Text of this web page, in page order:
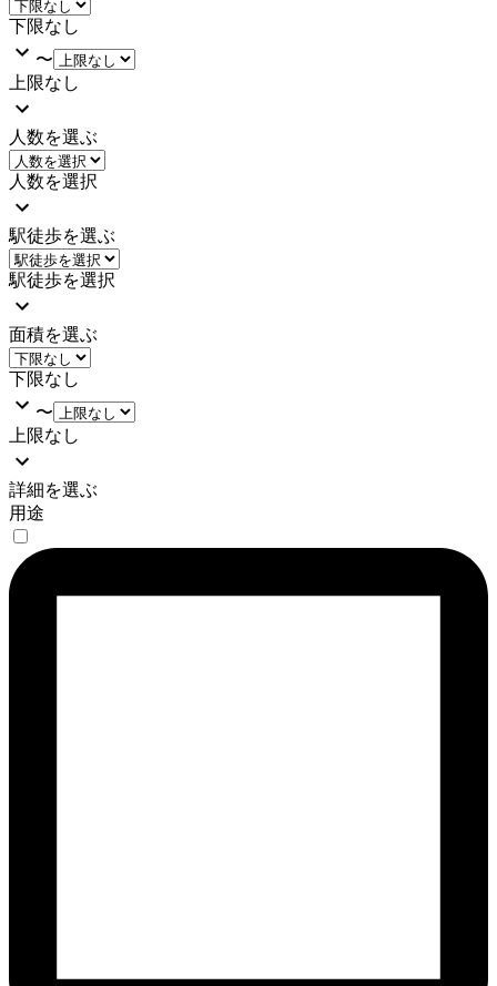
下限なし
〜
上限なし
人数を選ぶ
人数を選択
駅徒歩を選ぶ
駅徒歩を選択
面積を選ぶ
下限なし
〜
上限なし
詳細を選ぶ
用途